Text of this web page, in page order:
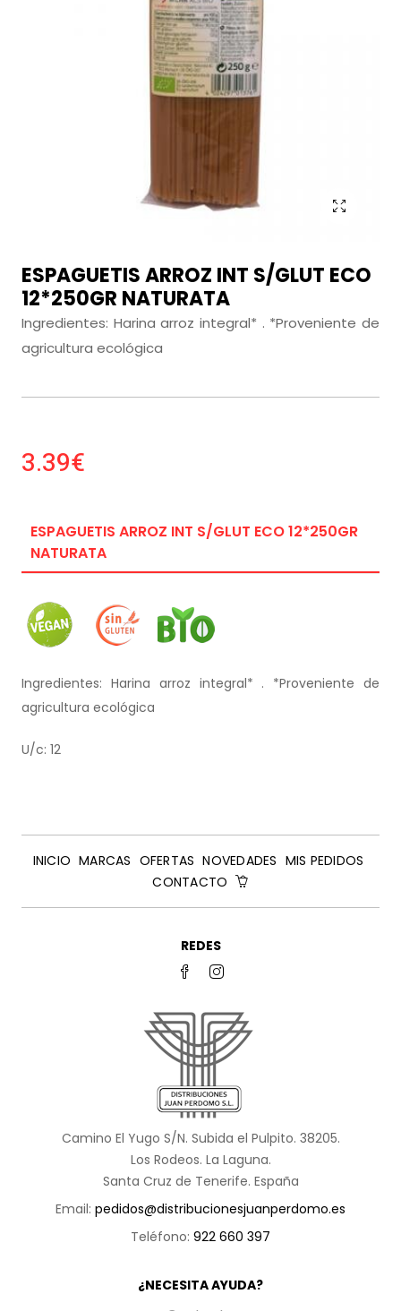
ESPAGUETIS ARROZ INT S/GLUT ECO
12*250GR NATURATA
Ingredientes: Harina arroz integral* . *Proveniente de
agricultura ecológica
3.39€
ESPAGUETIS ARROZ INT S/GLUT ECO 12*250GR
NATURATA
Ingredientes: Harina arroz integral* . *Proveniente de
agricultura ecológica
U/c: 12
INICIO MARCAS OFERTAS NOVEDADES MIS PEDIDOS
CONTACTO
REDES
Camino El Yugo S/N. Subida el Pulpito. 38205.
Los Rodeos. La Laguna.
Santa Cruz de Tenerife. España
Email: pedidos@distribucionesjuanperdomo.es
Teléfono: 922 660 397
¿NECESITA AYUDA?